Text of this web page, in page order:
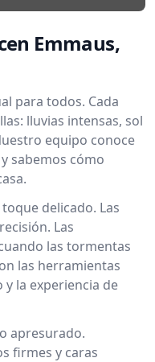
Emmaus,
para todos. Cada
lluvias intensas, sol
equipo conoce
sabemos cómo
delicado. Las
Las
las tormentas
las herramientas
la experiencia de
apresurado.
firmes y caras